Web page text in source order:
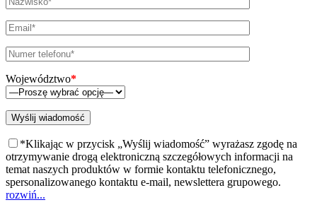
Województwo*
*Klikając w przycisk „Wyślij wiadomość” wyrażasz zgodę na
otrzymywanie drogą elektroniczną szczegółowych informacji na
temat naszych produktów w formie kontaktu telefonicznego,
spersonalizowanego kontaktu e-mail, newslettera grupowego.
rozwiń...